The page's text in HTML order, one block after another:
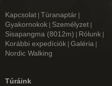
Kapcsolat Túranaptár
Gyakornokok Személyzet
Sisapangma (8012m) Rólunk
Korábbi expedíciók Galéria
Nordic Walking
Túráink